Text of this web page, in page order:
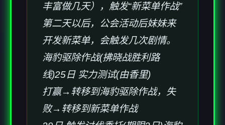
丰富做几天），触发“新菜单作战”
第二天以后，公会活动后妹妹来
开发新菜单，会触发几次剧情。
海豹驱除作战(拂晓战胜利路
线)25日 实力测试(由香里)
打赢→转移到海豹驱除作战，失
败→转移到新菜单作战